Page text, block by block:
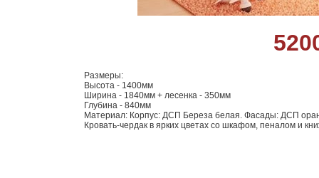
Размеры:
Высота - 1400мм
Ширина - 1840мм + лесенка - 350мм
Глубина - 840мм
Материал: Корпус: ДСП Береза белая. Фасады: ДСП
Кровать-чердак в ярких цветах со шкафом, пеналом и